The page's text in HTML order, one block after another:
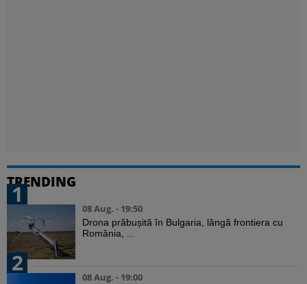
TRENDING
1
08 Aug. - 19:50
Drona prăbușită în Bulgaria, lângă frontiera cu
România, ...
2
08 Aug. - 19:00